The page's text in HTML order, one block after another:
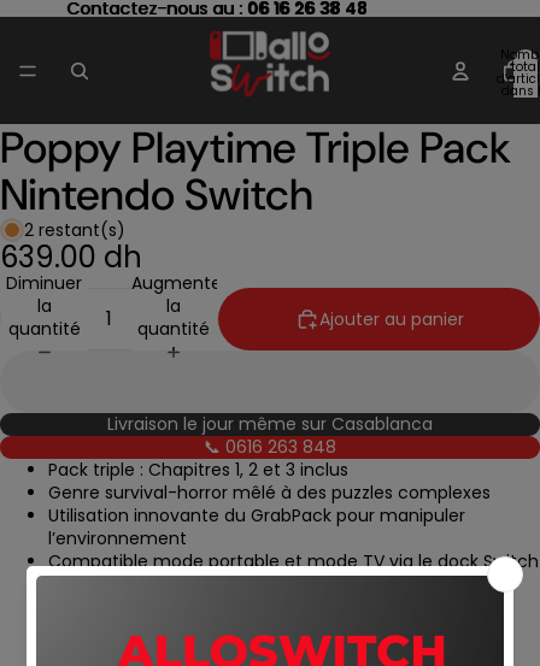
Contactez-nous au : 06 16 26 38 48
Contactez-nous au : 06 16 26 38 48
total
dans
Ouvrir
l’image
en
plein
écran
Poppy Playtime Triple Pack
Nintendo Switch
2 restant(s)
639.00 dh
Diminuer
la
quantité
Augmenter
la
quantité
Ajouter au panier
Livraison le jour même sur Casablanca
📞 0616 263 848
Pack triple : Chapitres 1, 2 et 3 inclus
Genre survival-horror mêlé à des puzzles complexes
Utilisation innovante du GrabPack pour manipuler
l’environnement
Compatible mode portable et mode TV via le dock Switch
Graphismes 3D stylisés avec éclairages dynamiques
angoissantes
Convient aux joueurs 12 ans et plus pour des frissons